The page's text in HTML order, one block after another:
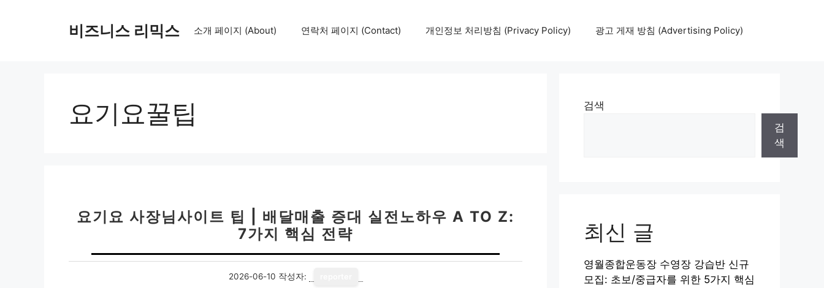
비즈니스 리믹스 소개 페이지 (About) 연락처 페이지 (Contact) 개인정보 처리방침 (Privacy Policy) 광고 게재 방침 (Advertising Policy)
요기요꿀팁
요기요 사장님사이트 팁 | 배달매출 증대 실전노하우 A TO Z:
7가지 핵심 전략
2026-06-10 작성자:
검색
검
색
최신 글
영월종합운동장 수영장 강습반 신규
모집: 초보/중급자를 위한 5가지 핵심